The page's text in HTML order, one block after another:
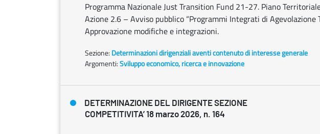
Programma Nazionale Just Transition Fund 21-27. Piano
Azione 2.6 – Avviso pubblico “Programmi Integrati di Agevolazione
Approvazione modifiche e integrazioni.
Sezione: Determinazioni dirigenziali aventi contenuto di interesse generale
Argomenti:Sviluppo economico, ricerca e innovazione
DETERMINAZIONE DEL DIRIGENTE SEZIONE
COMPETITIVITA’ 18 marzo 2026, n. 164